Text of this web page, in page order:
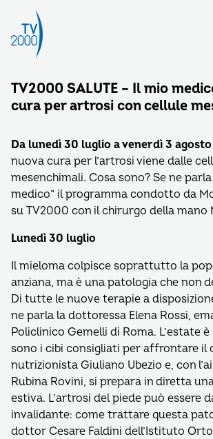
TV2000 SALUTE – Il mio
cura per artrosi con cellule
Da lunedì 30 luglio a venerdì 3 agosto
nuova cura per l’artrosi viene dalle
mesenchimali. Cosa sono? Se ne parla
medico” il programma condotto da
su TV2000 con il chirurgo della mano
Lunedì 30 luglio
Il mieloma colpisce soprattutto la
anziana, ma è una patologia che non
Di tutte le nuove terapie a
ne parla la dottoressa Elena Rossi,
Policlinico Gemelli di Roma. L’estate
sono i cibi consigliati per affrontare il
nutrizionista Giuliano Ubezio e, con
Rubina Rovini, si prepara in diretta
estiva. L’artrosi del piede può essere
invalidante: come trattare questa
dottor Cesare Faldini dell’Istituto